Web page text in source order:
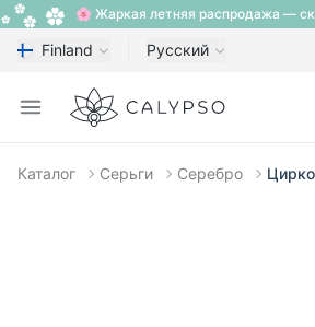
🌸 Жаркая летняя распродажа —
Finland Русский
Open menu
Calypso
Каталог Серьги Серебро